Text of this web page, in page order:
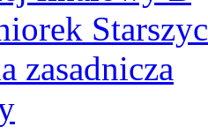
zasadnicza